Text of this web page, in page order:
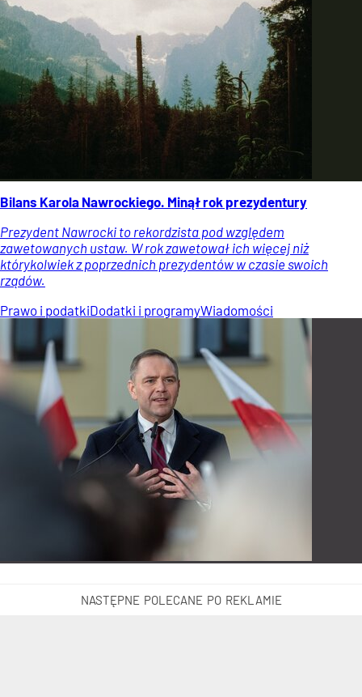
Bilans Karola Nawrockiego. Minął rok prezydentury
Prezydent Nawrocki to rekordzista pod względem
zawetowanych ustaw. W rok zawetował ich więcej niż
którykolwiek z poprzednich prezydentów w czasie swoich
rządów.
Prawo i podatkiDodatki i programyWiadomości